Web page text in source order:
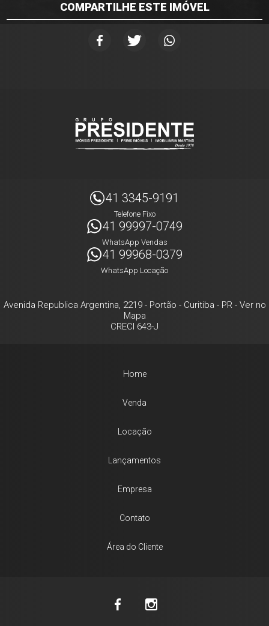
COMPARTILHE ESTE IMÓVEL
41 3345-9191
Telefone Fixo
41 99997-0749
WhatsApp Vendas
41 99968-0379
WhatsApp Locação
Avenida Republica Argentina, 2219- Portão - Curitiba - PR- Ver no
Mapa
CRECI 643-J
Home
Venda
Locação
Lançamentos
Empresa
Contato
Área do Cliente